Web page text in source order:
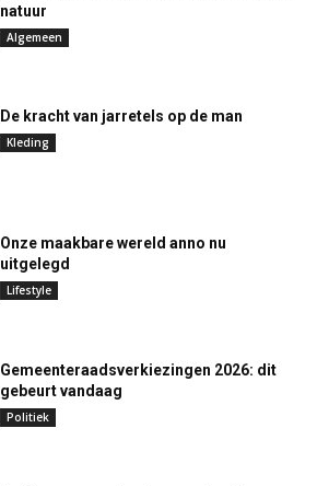
natuur
Algemeen
De kracht van jarretels op de man
Kleding
Onze maakbare wereld anno nu
uitgelegd
Lifestyle
Gemeenteraadsverkiezingen 2026: dit
gebeurt vandaag
Politiek